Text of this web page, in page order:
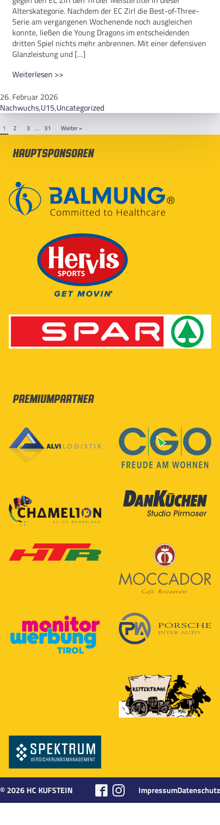
Alterskategorie. Nachdem der EC Zirl die Best-of-Three-
Serie am vergangenen Wochenende noch ausgleichen
konnte, ließen die Young Dragons im entscheidenden
dritten Spiel nichts mehr anbrennen. Mit einer defensiven
Glanzleistung und […]
Weiterlesen >>
26. Februar 2026
Nachwuchs,U15,Uncategorized
1 2 3 … 31 Weiter »
Hauptsponsoren
Premiumpartner
© 2026 HC KUFSTEIN ImpressumDatenschutz